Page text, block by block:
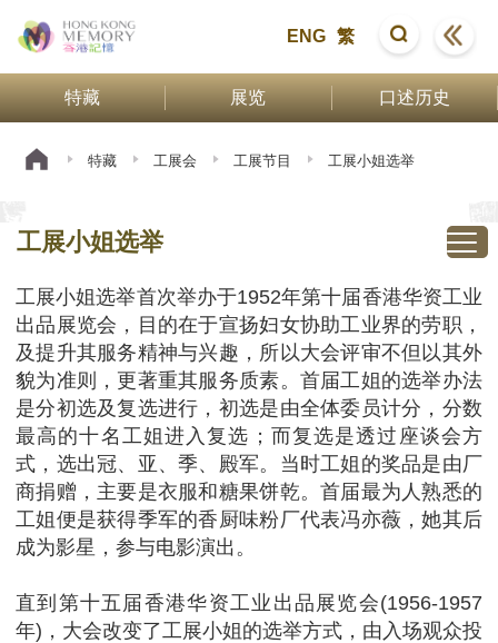
ENG 繁
特藏 展览 口述历史
特藏 工展会 工展节目 工展小姐选举
工展小姐选举
工展小姐选举首次举办于1952年第十届香港华资工业
出品展览会，目的在于宣扬妇女协助工业界的劳职，
及提升其服务精神与兴趣，所以大会评审不但以其外
貌为准则，更著重其服务质素。首届工姐的选举办法
是分初选及复选进行，初选是由全体委员计分，分数
最高的十名工姐进入复选；而复选是透过座谈会方
式，选出冠、亚、季、殿军。当时工姐的奖品是由厂
商捐赠，主要是衣服和糖果饼乾。首届最为人熟悉的
工姐便是获得季军的香厨味粉厂代表冯亦薇，她其后
成为影星，参与电影演出。
直到第十五届香港华资工业出品展览会(1956-1957
年)，大会改变了工展小姐的选举方式，由入场观众投